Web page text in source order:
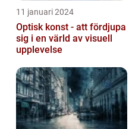
11 januari 2024
Optisk konst - att fördjupa
sig i en värld av visuell
upplevelse